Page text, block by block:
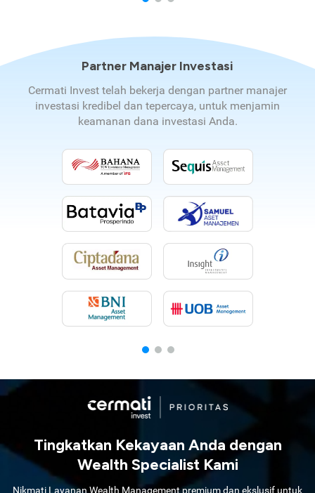
Partner Manajer Investasi
Cermati Invest telah bekerja dengan partner manajer
investasi kredibel dan tepercaya, untuk menjamin
keamanan dana investasi Anda.
Tingkatkan Kekayaan Anda dengan
Wealth Specialist Kami
Nikmati Layanan Wealth Management premium dan ekslusif untuk